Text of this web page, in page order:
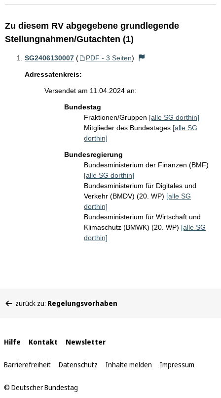
Zu diesem RV abgegebene grundlegende
Stellungnahmen/Gutachten (1)
SG2406130007 ( PDF - 3 Seiten)
Adressatenkreis:
Versendet am 11.04.2024 an:
Bundestag
Fraktionen/Gruppen [alle SG dorthin]
Mitglieder des Bundestages [alle SG
dorthin]
Bundesregierung
Bundesministerium der Finanzen (BMF)
[alle SG dorthin]
Bundesministerium für Digitales und
Verkehr (BMDV) (20. WP) [alle SG
dorthin]
Bundesministerium für Wirtschaft und
Klimaschutz (BMWK) (20. WP) [alle SG
dorthin]
befinden
zurück zu: Regelungsvorhaben
Interne
Links
Hilfe Kontakt Newsletter
Barrierefreiheit Datenschutz Inhalte melden Impressum
© Deutscher Bundestag